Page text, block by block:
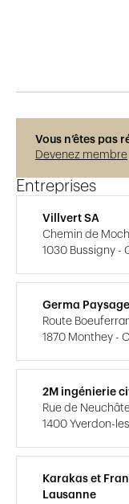
Vous n’êtes pas
Devenez membre
Entreprises
Villvert SA
Chemin de
1030 Bussigny -
Germa
Route
1870 Monthey -
2M ingénierie
Rue de
1400 Yverdon-
Karakas et
Lausanne